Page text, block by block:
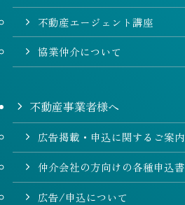
不動産エージェント講座
協業仲介について
不動産事業者様へ
広告掲載・申込に関するご案内
仲介会社の方向けの各種申込書
広告/申込について